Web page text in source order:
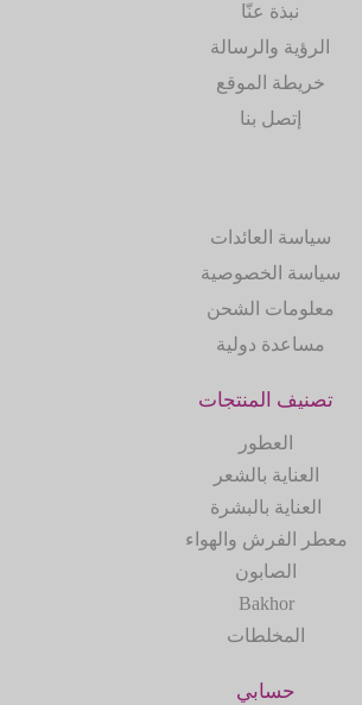
نبذة عنّا
الرؤية والرسالة
خريطة الموقع
إتصل بنا
سياسة العائدات
سياسة الخصوصية
معلومات الشحن
مساعدة دولية
تصنيف المنتجات
العطور
العناية بالشعر
العناية بالبشرة
معطر الفرش والهواء
الصابون
Bakhor
المخلطات
حسابي